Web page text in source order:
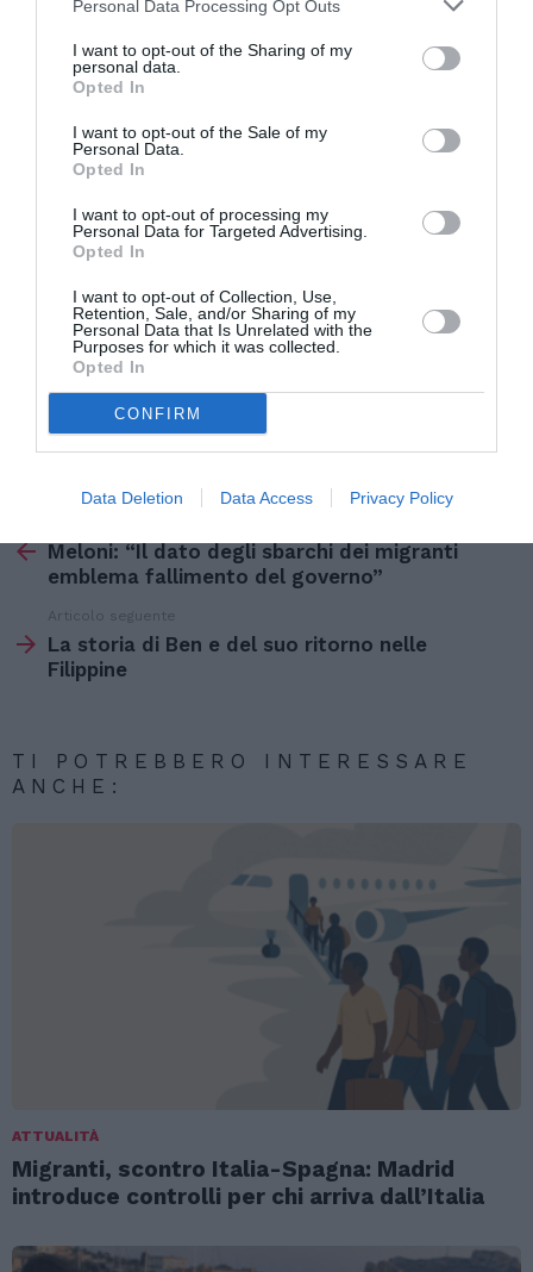
Personal Data Processing Opt Outs
I want to opt-out of the Sharing of my
personal data.
Opted In
I want to opt-out of the Sale of my
Personal Data.
Opted In
I want to opt-out of processing my
Personal Data for Targeted Advertising.
Opted In
I want to opt-out of Collection, Use,
Retention, Sale, and/or Sharing of my
Personal Data that Is Unrelated with the
Purposes for which it was collected.
Opted In
CONFIRM
Data Deletion Data Access Privacy Policy
tutto il tempo la mascherina, portare la tua
penna, mantenere una distanza con le altre
persone di due metri, andare senza compagnia,
E se hai sintomi di coronavirus o sei una persona
Controlla qui il tuo indirizzo elettorale:
https://lugarvotacion.cne.gob.ec/consultaregistro
electoral/
Puoi leggere questo articolo in lingua spagnolo
nel nostro sito web Expreso Latino:
por el nuevo presidente de Ecuador si vives en
Italia?
di
Meloni: “Il dato degli sbarchi dei migranti
emblema fallimento del governo”
Articolo seguente
La storia di Ben e del suo ritorno nelle
Filippine
TI POTREBBERO INTERESSARE
ANCHE:
ATTUALITÀ
Migranti, scontro Italia-Spagna: Madrid
introduce controlli per chi arriva dall’Italia